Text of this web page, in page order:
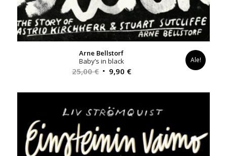
Arne Bellstorf
Baby’s in black
25,00€ Alkuperäinen
oli:
25,00 €.
9,90 €Nykyinen
on:
9,90 €.
Ale!